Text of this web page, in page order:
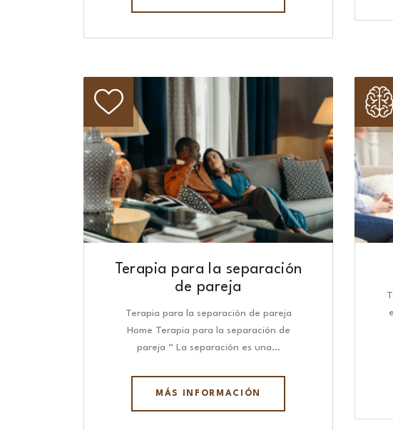
Terapia para la separación
de pareja
Terapia para la separación de pareja
Home Terapia para la separación de
pareja “ La separación es una…
MÁS INFORMACIÓN